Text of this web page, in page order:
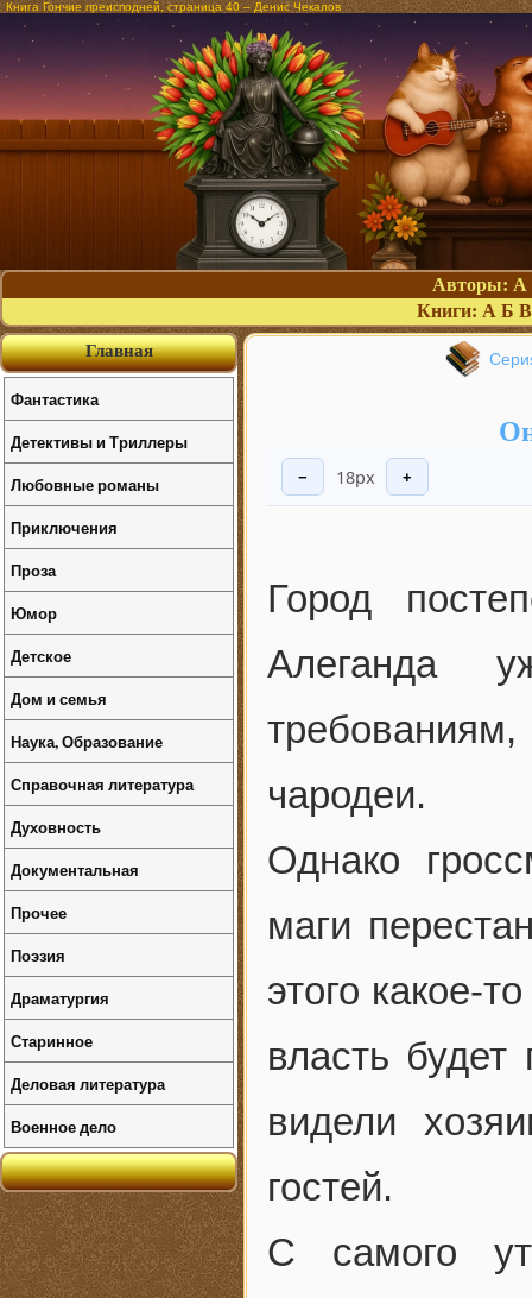
Книга Гончие преисподней, страница 40 – Денис Чекалов
Авторы: А
Книги: А Б В
− 18px +
Город
Алеганда
чародеи.
Однако
маги
этого какое-
власть
видели
гостей.
С самого
Главная
Фантастика
Детективы и Триллеры
Любовные романы
Приключения
Проза
Юмор
Детское
Дом и семья
Наука, Образование
Справочная литература
Духовность
Документальная
Прочее
Поэзия
Драматургия
Старинное
Деловая литература
Военное дело